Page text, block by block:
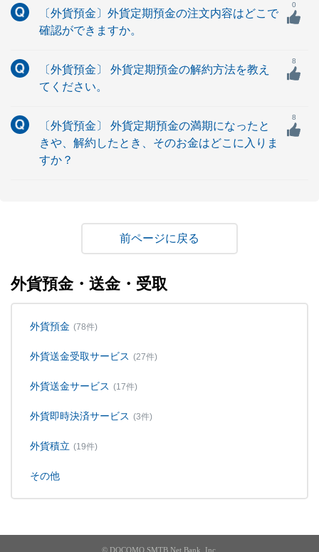
〔外貨預金〕外貨定期預金の注文内容はどこで
確認ができますか。
0
〔外貨預金〕 外貨定期預金の解約方法を教え
てください。
8
〔外貨預金〕 外貨定期預金の満期になったと
きや、解約したとき、そのお金はどこに入りま
すか？
8
戻る
外貨預金・送金・受取
外貨預金 (78件)
外貨送金受取サービス (27件)
外貨送金サービス (17件)
外貨即時決済サービス (3件)
外貨積立 (19件)
その他
© DOCOMO SMTB Net Bank, Inc.